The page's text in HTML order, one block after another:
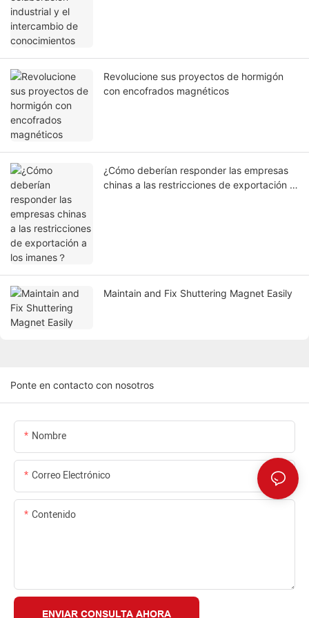
Revolucione sus proyectos de hormigón
con encofrados magnéticos
¿Cómo deberían responder las empresas
chinas a las restricciones de exportación a
Maintain and Fix Shuttering Magnet Easily
Ponte en contacto con nosotros
Nombre
Correo Electrónico
Contenido
ENVIAR CONSULTA AHORA